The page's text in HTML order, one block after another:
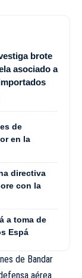
brote
asociado a
de
en la
directiva
con la
a toma de
Espá
de Bandar
aérea